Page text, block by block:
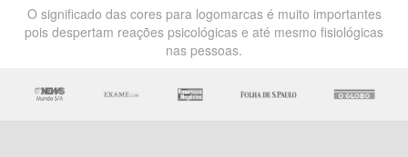
O significado das cores para logomarcas é muito importantes
pois despertam reações psicológicas e até mesmo fisiológicas
nas pessoas.